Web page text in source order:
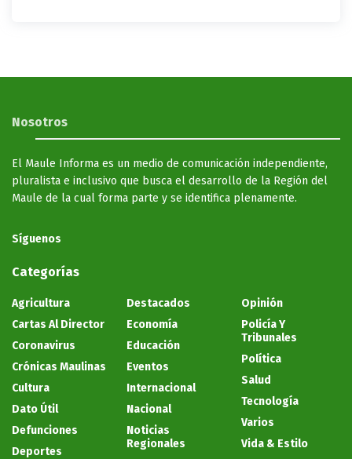
Nosotros
El Maule Informa es un medio de comunicación independiente,
pluralista e inclusivo que busca el desarrollo de la Región del
Maule de la cual forma parte y se identifica plenamente.
Síguenos
Categorías
Agricultura
Cartas Al Director
Coronavirus
Crónicas Maulinas
Cultura
Dato Útil
Defunciones
Deportes
Destacados
Economía
Educación
Eventos
Internacional
Nacional
Noticias
Regionales
Opinión
Policía Y
Tribunales
Política
Salud
Tecnología
Varios
Vida & Estilo